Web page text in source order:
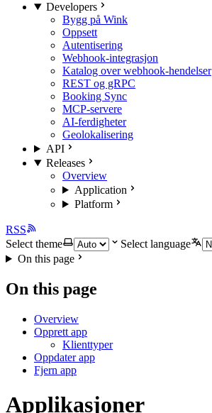
Developers
Bygg på Wink
Oppsett
Autentisering
Webhook-integrasjon
Katalog over webhook-hendelser
REST og gRPC
Booking Sync
MCP-servere
AI-ferdigheter
Geolokalisering
API
Releases
Overview
Application
Platform
RSS
Select theme
Select language
On this page
On this page
Overview
Opprett app
Klienttyper
Oppdater app
Fjern app
Applikasjoner